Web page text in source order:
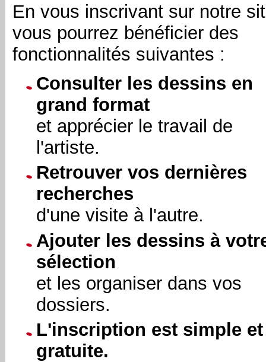
En vous inscrivant sur notre
vous pourrez bénéficier des
fonctionnalités suivantes :
Consulter les dessins en
grand format
et apprécier le travail de
l'artiste.
Retrouver vos dernières
recherches
d'une visite à l'autre.
Ajouter les dessins à
sélection
et les organiser dans vos
dossiers.
L'inscription est simple et
gratuite.